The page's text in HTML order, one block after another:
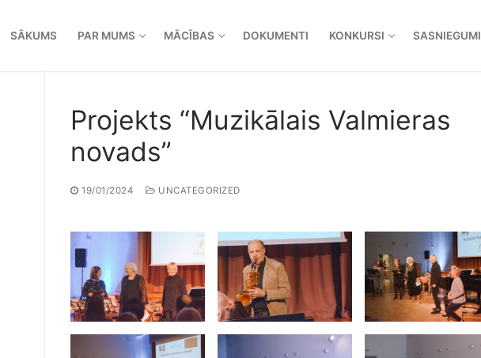
SĀKUMS PAR MUMS MĀCĪBAS DOKUMENTI KONKURSI SASNIEGUMI
Projekts “Muzikālais Valmieras
novads”
19/01/2024 UNCATEGORIZED